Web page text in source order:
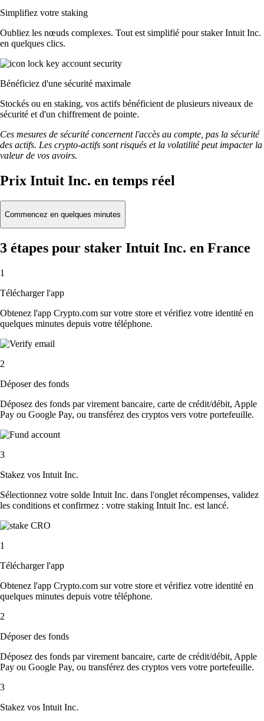
Simplifiez votre staking
Oubliez les nœuds complexes. Tout est simplifié pour staker Intuit Inc.
en quelques clics.
Bénéficiez d'une sécurité maximale
Stockés ou en staking, vos actifs bénéficient de plusieurs niveaux de
sécurité et d'un chiffrement de pointe.
Ces mesures de sécurité concernent l'accès au compte, pas la sécurité
des actifs. Les crypto-actifs sont risqués et la volatilité peut impacter la
valeur de vos avoirs.
Prix Intuit Inc. en temps réel
Commencez en quelques minutes
3 étapes pour staker Intuit Inc. en France
1
Télécharger l'app
Obtenez l'app Crypto.com sur votre store et vérifiez votre identité en
quelques minutes depuis votre téléphone.
2
Déposer des fonds
Déposez des fonds par virement bancaire, carte de crédit/débit, Apple
Pay ou Google Pay, ou transférez des cryptos vers votre portefeuille.
3
Stakez vos Intuit Inc.
Sélectionnez votre solde Intuit Inc. dans l'onglet récompenses, validez
les conditions et confirmez : votre staking Intuit Inc. est lancé.
1
Télécharger l'app
Obtenez l'app Crypto.com sur votre store et vérifiez votre identité en
quelques minutes depuis votre téléphone.
2
Déposer des fonds
Déposez des fonds par virement bancaire, carte de crédit/débit, Apple
Pay ou Google Pay, ou transférez des cryptos vers votre portefeuille.
3
Stakez vos Intuit Inc.